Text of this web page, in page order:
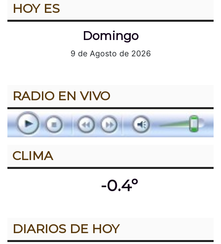
HOY ES
Domingo
9 de Agosto de 2026
RADIO EN VIVO
CLIMA
-0.4º
DIARIOS DE HOY